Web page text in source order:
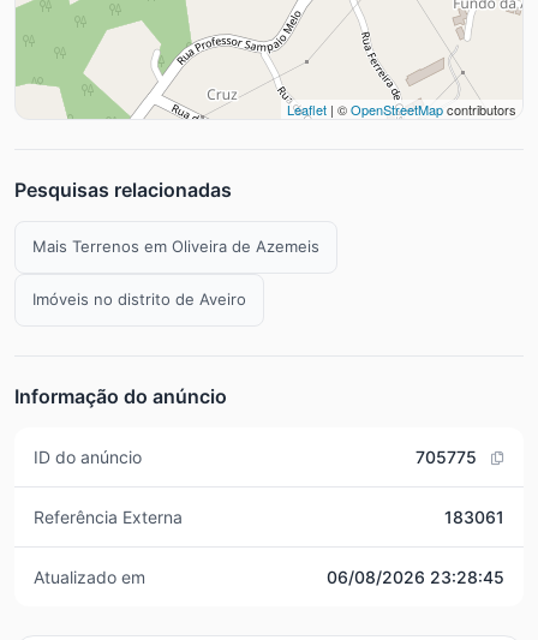
Leaflet | ©OpenStreetMapcontributors
Pesquisas relacionadas
Mais Terrenos em Oliveira de Azemeis
Imóveis no distrito de Aveiro
Informação do anúncio
ID do anúncio 705775
Referência Externa 183061
Atualizado em 06/08/2026 23:28:45